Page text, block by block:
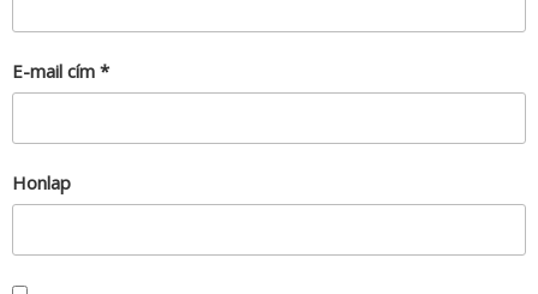
E-mail cím *
Honlap